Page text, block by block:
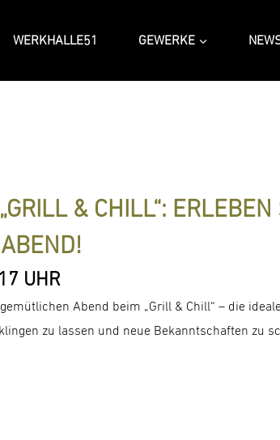
WERKHALLE51 GEWERKE
& CHILL“: ERLEBEN
UHR
Abend beim „Grill & Chill“ – die
zu lassen und neue Bekanntschaften zu